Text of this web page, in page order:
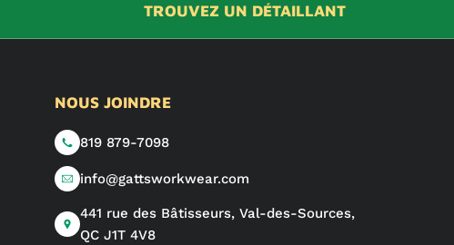
TROUVEZ UN DÉTAILLANT
NOUS JOINDRE
819 879-7098
info@gattsworkwear.com
441 rue des Bâtisseurs, Val-des-Sources,
QC J1T 4V8